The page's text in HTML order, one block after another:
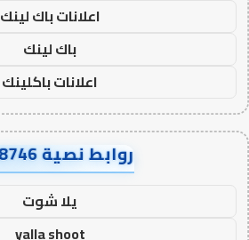
اعلانات باك لينك
باك لينك
اعلانات باكلينك
روابط نصية AA98746
يلا شوت
yalla shoot